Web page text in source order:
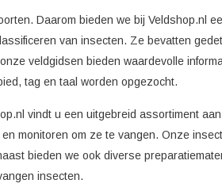
Daarom bieden we bij Veldshop.nl
van insecten. Ze bevatten
veldgidsen bieden waardevolle
tag en taal worden opgezocht.
vindt u een uitgebreid assortiment
monitoren om ze te vangen. Onze
bieden we ook diverse
insecten.